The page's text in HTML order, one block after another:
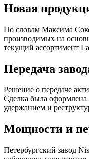
Новая
По словам Максима
производимых на
текущий ассортимент
Передача
Решение о передаче
Сделка была оформлена
удержанием и
Мощности и
Петербургский завод